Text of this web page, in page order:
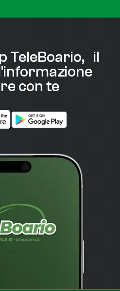
TeleBoario, il
con te